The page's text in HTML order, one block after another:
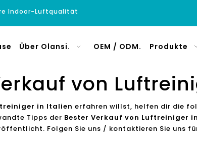
Indoor-Luftqualität
Über Olansi. OEM / ODM. Produkte
von
in Italien erfahren willst, helfen dir die
Tipps der Bester Verkauf von Luftreiniger
Folgen Sie uns / kontaktieren Sie uns